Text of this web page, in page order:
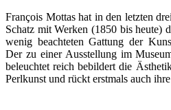
François Mottas hat in den letzten
Schatz mit Werken (1850 bis heute)
wenig beachteten Gattung der
Der zu einer Ausstellung im
beleuchtet reich bebildert die
Perlkunst und rückt erstmals auch